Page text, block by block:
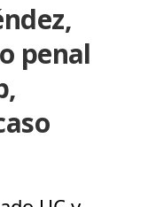
penal